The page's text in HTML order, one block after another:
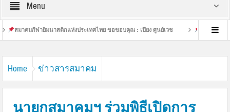
Menu
กีฬายิมนาสติกแห่งประเทศไทย ขอขอบคุณ : เปียง ศูนย์เวช เสร็จสิ้นการฝึกซ้อมที่
Home ข่าวสารสมาคม
นายกสมาคมฯ ร่วมพิธีเปิดการ